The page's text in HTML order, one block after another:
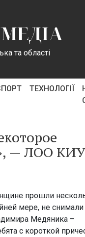
МЕДІА
та області
ТЕХНОЛОГІЇ
— ЛОО КИУ
прошли
мере, не снимали
Медяника –
с короткой